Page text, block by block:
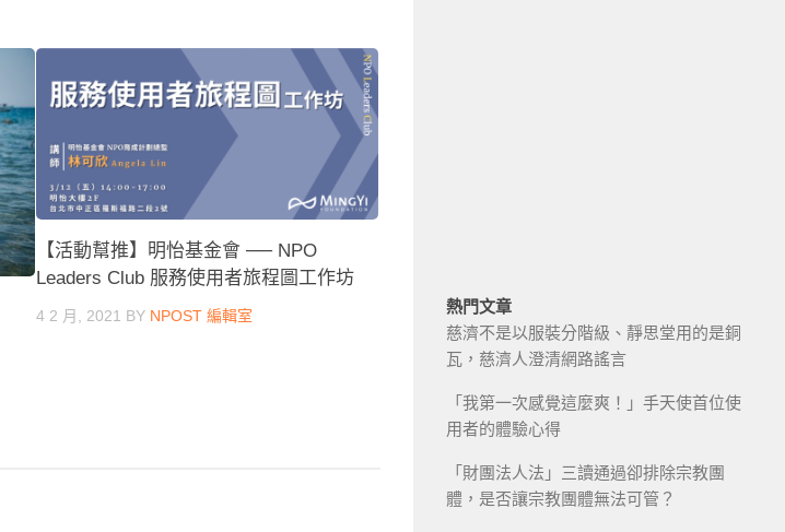
【活動幫推】明怡基金會 ── NPO
Leaders Club 服務使用者旅程圖工作坊
4 2 月, 2021 BY NPOST 編輯室
熱門文章
慈濟不是以服裝分階級、靜思堂用的是銅
瓦，慈濟人澄清網路謠言
「我第一次感覺這麼爽！」手天使首位使
用者的體驗心得
「財團法人法」三讀通過卻排除宗教團
體，是否讓宗教團體無法可管？